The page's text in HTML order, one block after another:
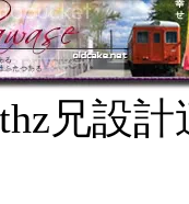
兄設